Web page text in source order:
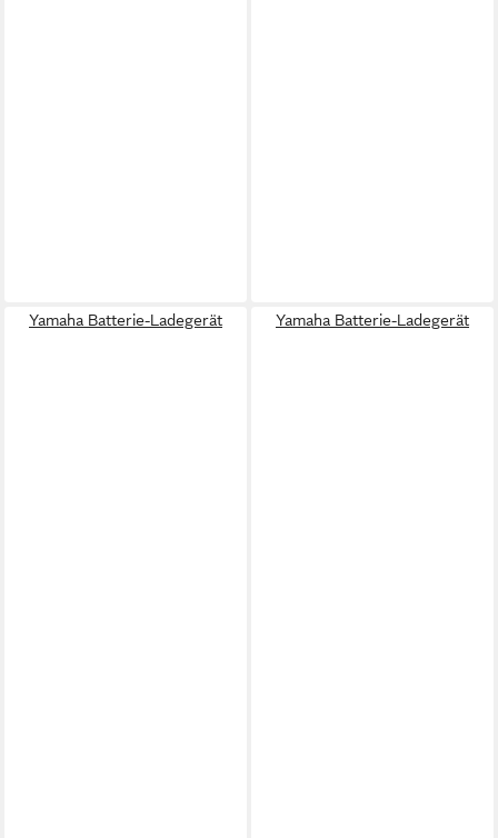
Yamaha Batterie-Ladegerät Yamaha Batterie-Ladegerät